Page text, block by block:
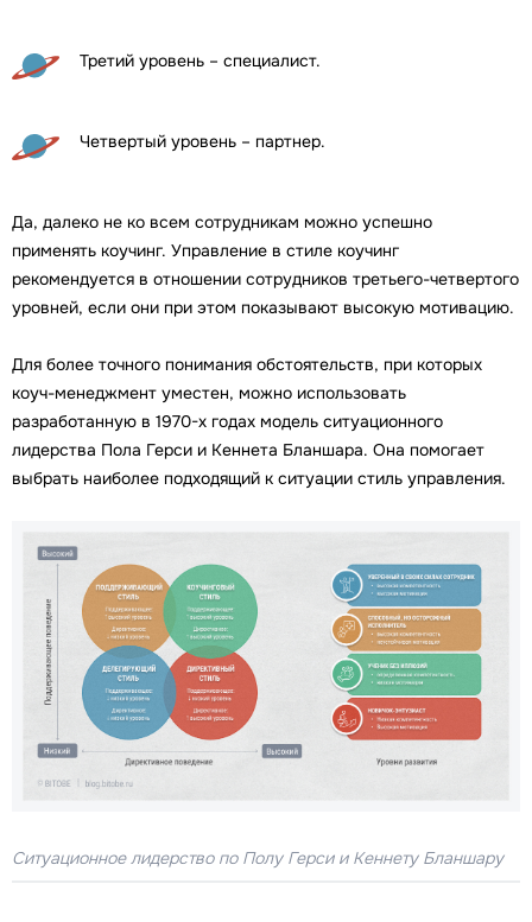
Третий уровень – специалист.
Четвертый уровень – партнер.
Да, далеко не ко всем сотрудникам можно успешно
применять коучинг. Управление в стиле коучинг
рекомендуется в отношении сотрудников третьего-четвертого
уровней, если они при этом показывают высокую мотивацию.
Для более точного понимания обстоятельств, при которых
коуч-менеджмент уместен, можно использовать
разработанную в 1970-х годах модель ситуационного
лидерства Пола Герси и Кеннета Бланшара. Она помогает
выбрать наиболее подходящий к ситуации стиль управления.
Ситуационное лидерство по Полу Герси и Кеннету Бланшару